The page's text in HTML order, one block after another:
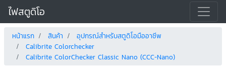
ไฟสตูดิโอ
หน้าแรก สินค้า
อุปกรณ์สำหรับสตูดิโอมืออาชีพ
Calibrite Colorchecker
Calibrite ColorChecker Classic Nano (CCC-Nano)